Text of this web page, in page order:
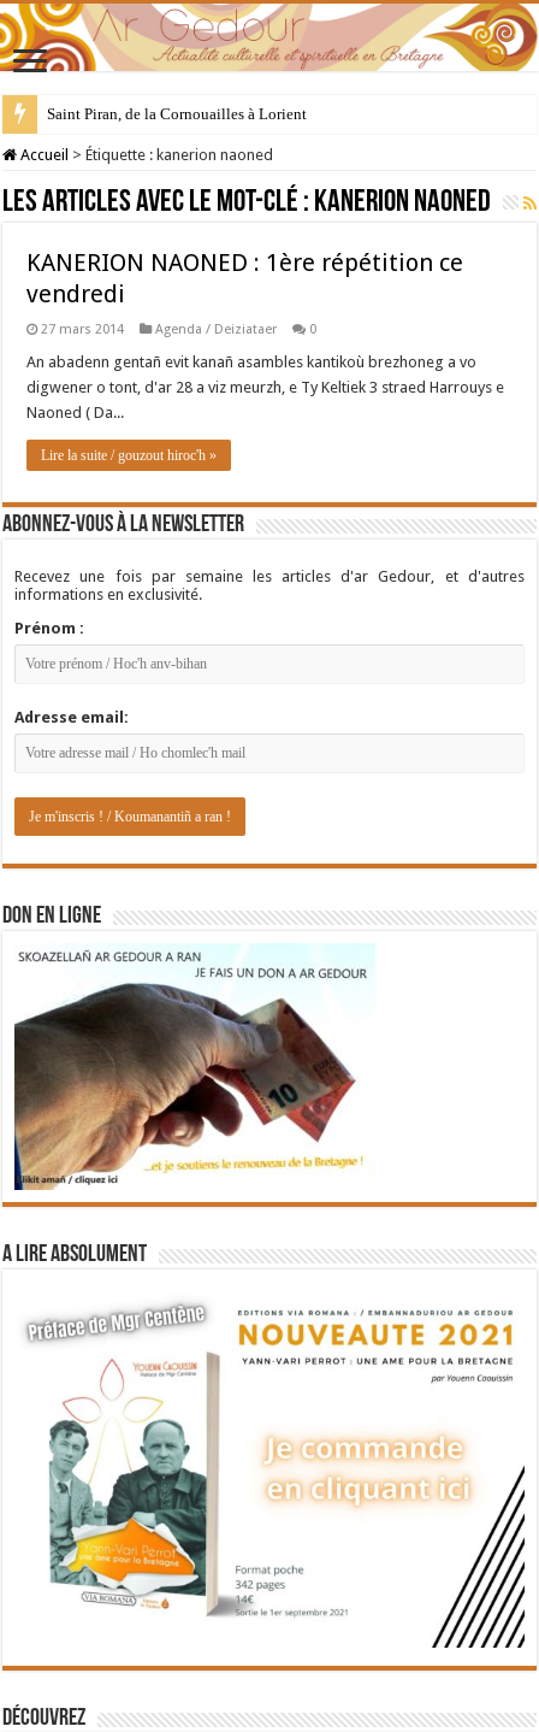
Saint Piran, de la Cornouailles à Lorient
Accueil > Étiquette :kanerion naoned
Les articles avec le mot-clé : kanerion naoned
KANERION NAONED : 1ère répétition ce
vendredi
27 mars 2014 Agenda / Deiziataer 0
An abadenn gentañ evit kanañ asambles kantikoù brezhoneg a vo
digwener o tont, d'ar 28 a viz meurzh, e Ty Keltiek 3 straed Harrouys e
Naoned ( Da...
Lire la suite / gouzout hiroc'h »
Abonnez-vous à la newsletter
Recevez une fois par semaine les articles d'ar Gedour, et d'autres
informations en exclusivité.
Prénom :
Adresse email:
DON EN LIGNE
A lire absolument
Découvrez